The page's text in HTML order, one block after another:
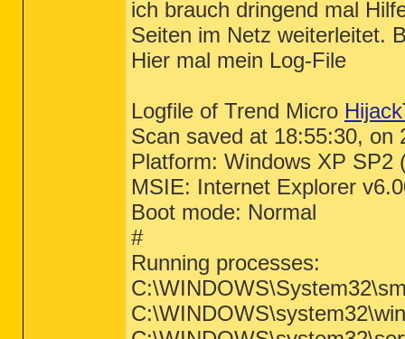
ich brauch dringend mal
Seiten im Netz weiterleitet.
Hier mal mein Log-File
Logfile of Trend Micro
Scan saved at 18:55:30, on
Platform: Windows XP SP2
MSIE: Internet Explorer
Boot mode: Normal
#
Running processes: